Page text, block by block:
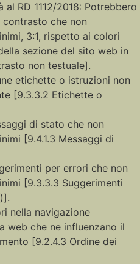
RD 1112/2018: Potrebbero
che non
3:1, rispetto ai colori
sezione del sito web in
non testuale].
etichette o istruzioni non
[9.3.3.2 Etichette o
di stato che non
[9.4.1.3 Messaggi di
per errori che non
[9.3.3.3 Suggerimenti
nella navigazione
web che ne influenzano il
[9.2.4.3 Ordine dei